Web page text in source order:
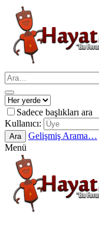
Sadece başlıkları ara
Kullanıcı:
Ara
Gelişmiş Arama…
Menü